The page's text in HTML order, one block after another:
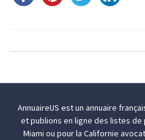
AnnuaireUS est un annuaire
et publions en ligne des listes
Miami ou pour la Californie